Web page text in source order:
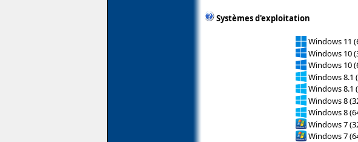
Systèmes d'exploitation
Windows 11
Windows 10
Windows 10
Windows 8.1
Windows 8.1
Windows 8
Windows 8
Windows 7
Windows 7